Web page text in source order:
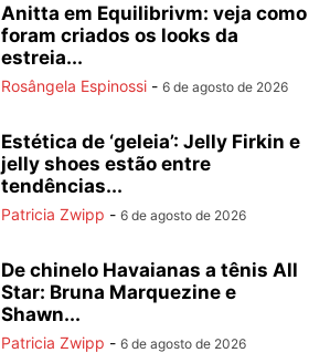
Anitta em Equilibrivm: veja como
foram criados os looks da
estreia...
Rosângela Espinossi - 6 de agosto de 2026
Estética de ‘geleia’: Jelly Firkin e
jelly shoes estão entre
tendências...
Patricia Zwipp - 6 de agosto de 2026
De chinelo Havaianas a tênis All
Star: Bruna Marquezine e
Shawn...
Patricia Zwipp - 6 de agosto de 2026